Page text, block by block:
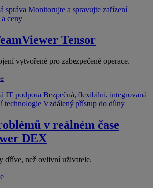
správa Monitorujte a spravujte zařízení
ceny
Tensor
vytvořené pro zabezpečené operace.
IT podpora Bezpečná, flexibilní, integrovaná
technologie Vzdálený přístup do dílny
v reálném čase
DEX
dříve, než ovlivní uživatele.